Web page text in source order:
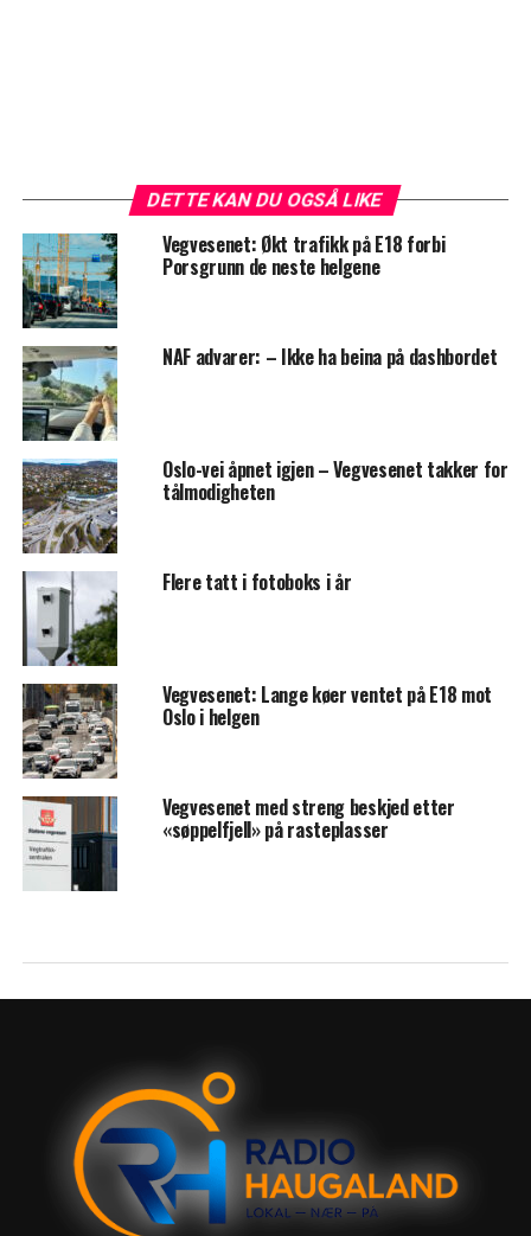
DETTE KAN DU OGSÅ LIKE
Vegvesenet: Økt trafikk på E18 forbi
Porsgrunn de neste helgene
NAF advarer: – Ikke ha beina på dashbordet
Oslo-vei åpnet igjen – Vegvesenet takker for
tålmodigheten
Flere tatt i fotoboks i år
Vegvesenet: Lange køer ventet på E18 mot
Oslo i helgen
Vegvesenet med streng beskjed etter
«søppelfjell» på rasteplasser